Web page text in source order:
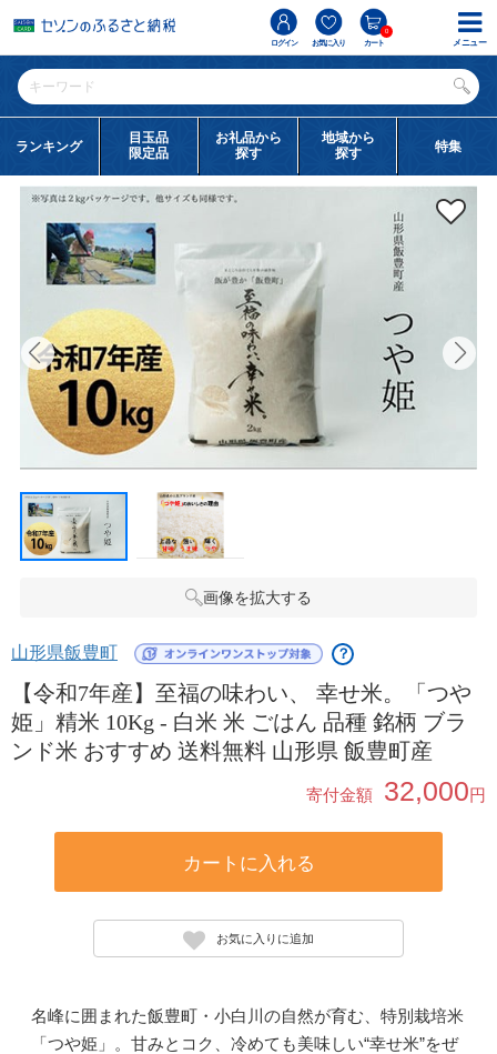
ログイン お気に入り カート
0
ランキング
目玉品
限定品
お礼品から
探す
地域から
探す
特集
画像を拡大する
山形県飯豊町 ？
【令和7年産】至福の味わい、 幸せ米。「つや
姫」精米 10Kg - 白米 米 ごはん 品種 銘柄 ブラ
ンド米 おすすめ 送料無料 山形県 飯豊町産
寄付金額 32,000円
カートに入れる
お気に入りに追加
名峰に囲まれた飯豊町・小白川の自然が育む、特別栽培米
「つや姫」。甘みとコク、冷めても美味しい“幸せ米”をぜ
メニュー